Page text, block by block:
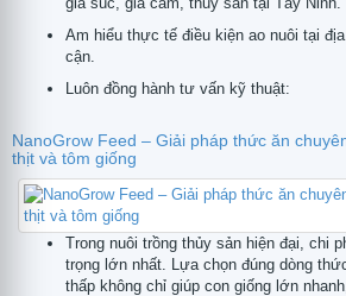
Am hiểu thực tế điều kiện ao nuôi tại
cận.
Luôn đồng hành tư vấn kỹ thuật:
NanoGrow Feed – Giải pháp thức ăn
thịt và tôm giống
Trong nuôi trồng thủy sản hiện đại, chi
trọng lớn nhất. Lựa chọn đúng dòng
thấp không chỉ giúp con giống lớn